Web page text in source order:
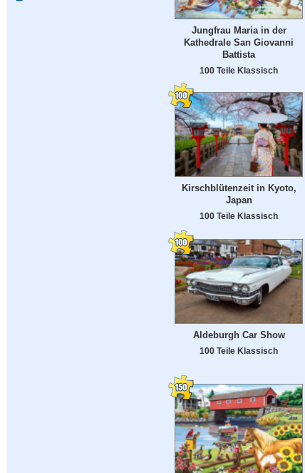
Jungfrau Maria in der
Kathedrale San Giovanni
Battista
100 Teile Klassisch
Kirschblütenzeit in Kyoto,
Japan
100 Teile Klassisch
Aldeburgh Car Show
100 Teile Klassisch